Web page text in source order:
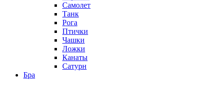
Самолет
Танк
Рога
Птички
Чашки
Ложки
Канаты
Сатурн
Бра